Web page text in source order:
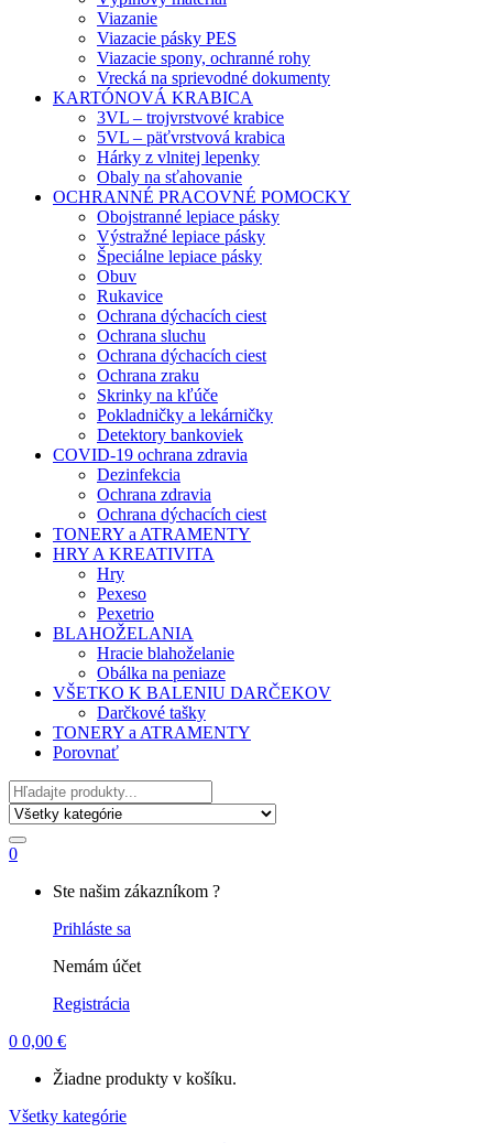
Viazanie
Viazacie pásky PES
Viazacie spony, ochranné rohy
Vrecká na sprievodné dokumenty
KARTÓNOVÁ KRABICA
3VL – trojvrstvové krabice
5VL – päťvrstvová krabica
Hárky z vlnitej lepenky
Obaly na sťahovanie
OCHRANNÉ PRACOVNÉ POMOCKY
Obojstranné lepiace pásky
Výstražné lepiace pásky
Špeciálne lepiace pásky
Obuv
Rukavice
Ochrana dýchacích ciest
Ochrana sluchu
Ochrana dýchacích ciest
Ochrana zraku
Skrinky na kľúče
Pokladničky a lekárničky
Detektory bankoviek
COVID-19 ochrana zdravia
Dezinfekcia
Ochrana zdravia
Ochrana dýchacích ciest
TONERY a ATRAMENTY
HRY A KREATIVITA
Hry
Pexeso
Pexetrio
BLAHOŽELANIA
Hracie blahoželanie
Obálka na peniaze
VŠETKO K BALENIU DARČEKOV
Darčkové tašky
TONERY a ATRAMENTY
Porovnať
Hľadať
0
Ste našim zákazníkom ?
Prihláste sa
Nemám účet
Registrácia
0 0,00 €
Žiadne produkty v košíku.
Všetky kategórie